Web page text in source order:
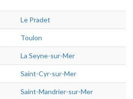
Le Pradet
Toulon
La Seyne-sur-Mer
Saint-Cyr-sur-Mer
Saint-Mandrier-sur-Mer